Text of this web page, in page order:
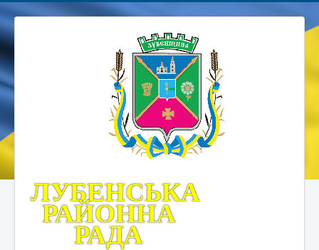
ЛУБЕНСЬКА
РАЙОННА
РАДА